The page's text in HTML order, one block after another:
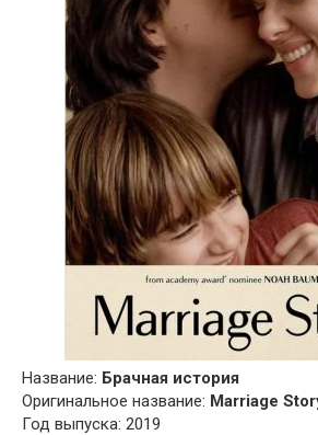
Название: Брачная история
Оригинальное название: Marriage
Год выпуска: 2019